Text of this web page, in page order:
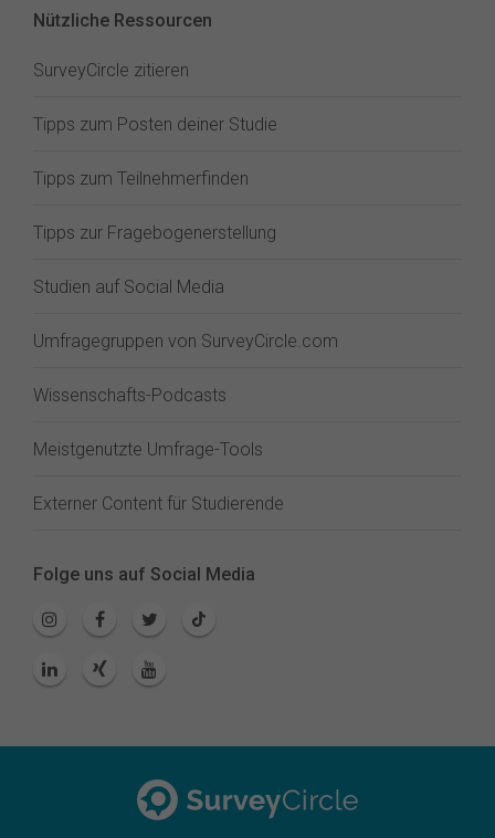
Nützliche Ressourcen
SurveyCircle zitieren
Tipps zum Posten deiner Studie
Tipps zum Teilnehmerfinden
Tipps zur Fragebogenerstellung
Studien auf Social Media
Umfragegruppen von SurveyCircle.com
Wissenschafts-Podcasts
Meistgenutzte Umfrage-Tools
Externer Content für Studierende
Folge uns auf Social Media